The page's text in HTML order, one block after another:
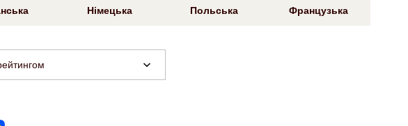
Німецька Польська Французька